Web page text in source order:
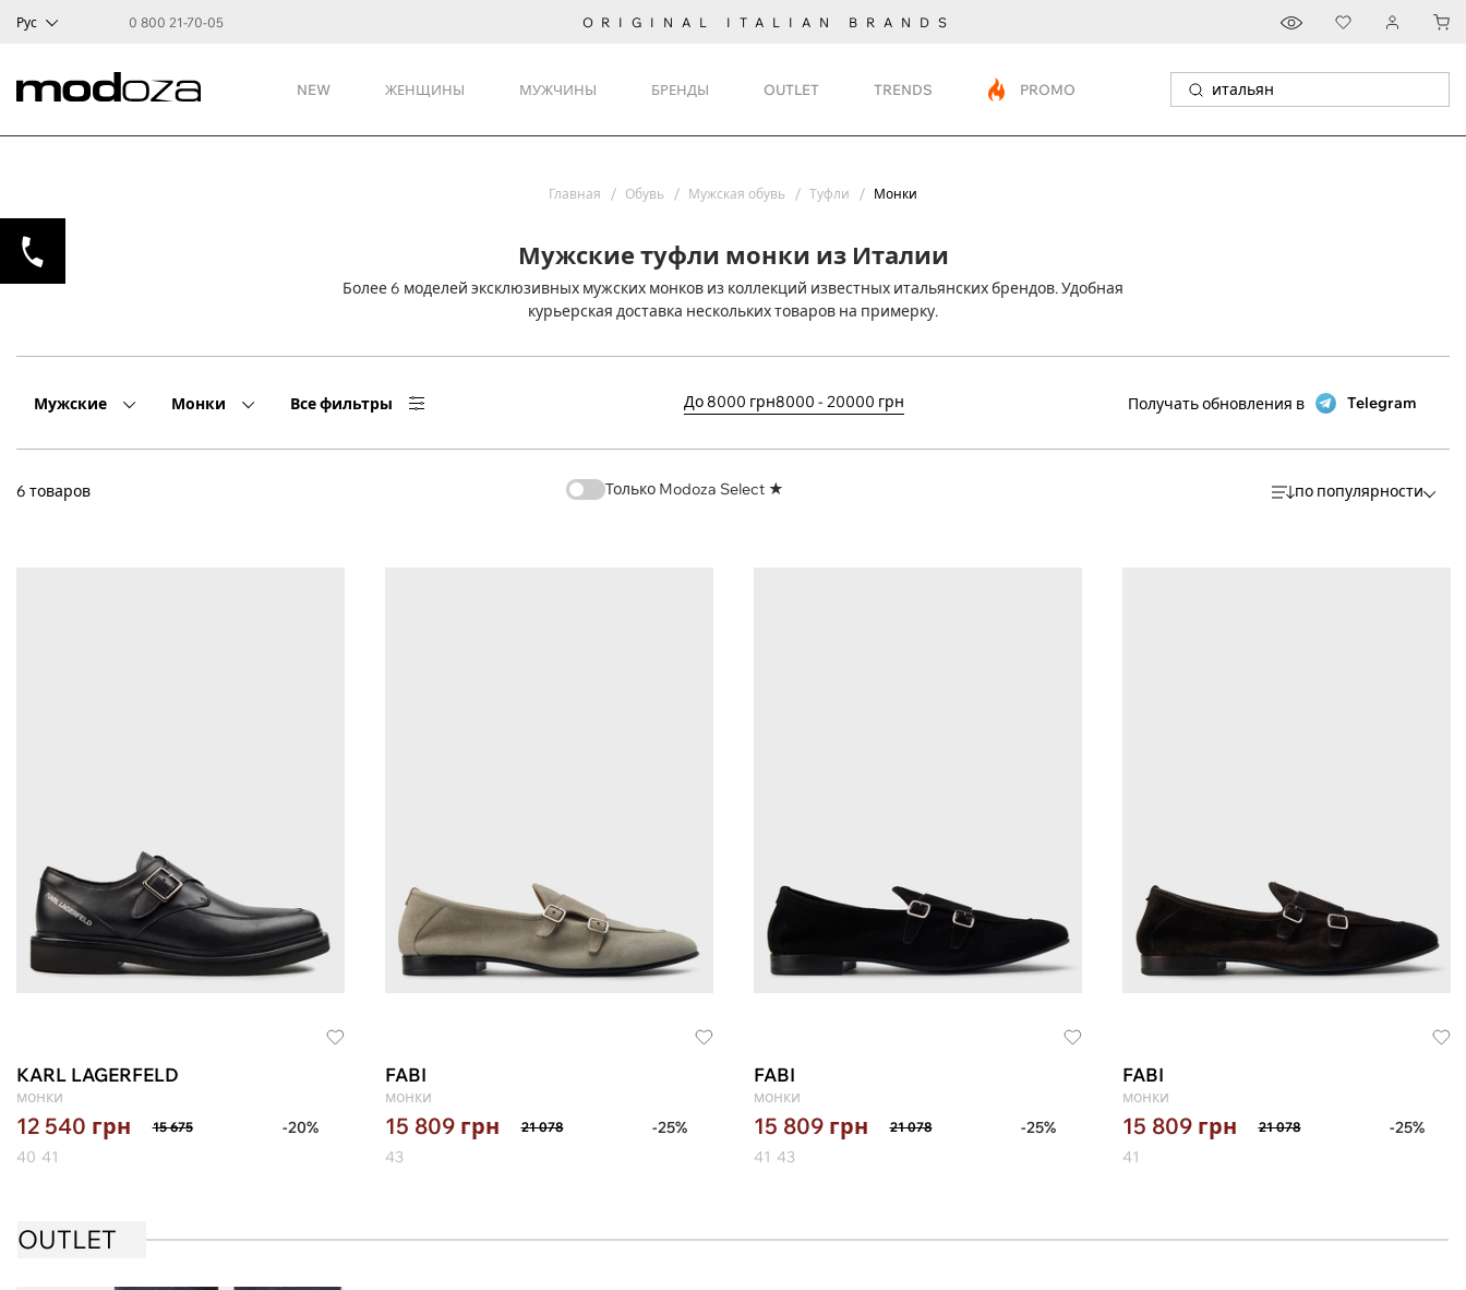
Рус 0 800 21-70-05 ORIGINAL ITALIAN BRANDS
NEW ЖЕНЩИНЫ МУЖЧИНЫ БРЕНДЫ OUTLET TRENDS PROMO
Главная Обувь Мужская обувь Туфли Монки
Мужские туфли монки из Италии
Более 6 моделей эксклюзивных мужских монков из коллекций известных итальянских брендов. Удобная
курьерская доставка нескольких товаров на примерку.
Мужские Монки Все фильтры До 8000 грн8000 - 20000 грн Получать обновления в Telegram
6 товаров Только Modoza Select ★ по популярности
KARL LAGERFELD
монки
12 540 грн 15 675
-20%
40 41
FABI
монки
15 809 грн 21 078
-25%
43
FABI
монки
15 809 грн 21 078
-25%
41 43
FABI
монки
15 809 грн 21 078
-25%
41
OUTLET